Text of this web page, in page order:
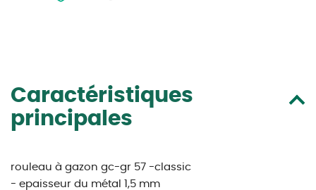
Caractéristiques
principales
rouleau à gazon gc-gr 57 -classic
- epaisseur du métal 1,5 mm